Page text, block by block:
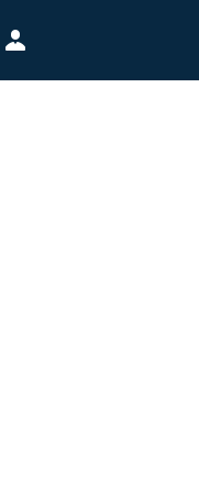
Menú
de